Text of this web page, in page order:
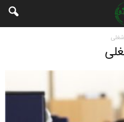
شغلی